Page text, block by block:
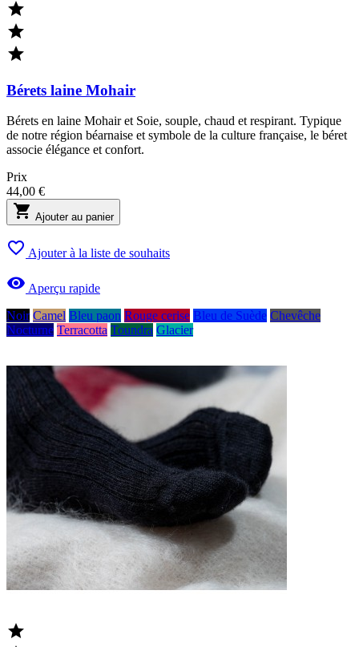



Bérets laine Mohair
Bérets en laine Mohair et Soie, souple, chaud et respirant. Typique
de notre région béarnaise et symbole de la culture française, le béret
associe élégance et confort.
Prix
44,00 €
 Ajouter au panier
 Ajouter à la liste de souhaits
 Aperçu rapide
Noir Camel Bleu paon Rouge cerise Bleu de Suède Chevêche
Nocturne Terracotta Toundra Glacier
